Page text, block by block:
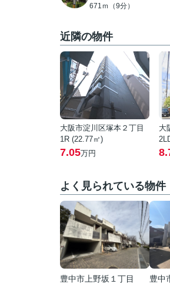
671ｍ（9分）
近隣の物件
大阪市淀川区塚本２丁目
1R (22.77㎡)
7.05万円
よく見られている物件
豊中市上野坂１丁目
豊中